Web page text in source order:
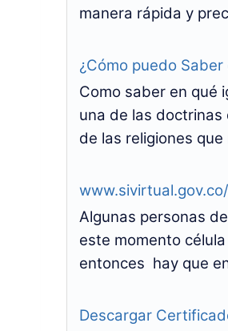
manera rápida y
¿Cómo puedo
Como saber en qué
una de las doctrinas
de las religiones que
Algunas personas
este momento
entonces hay que
Descargar